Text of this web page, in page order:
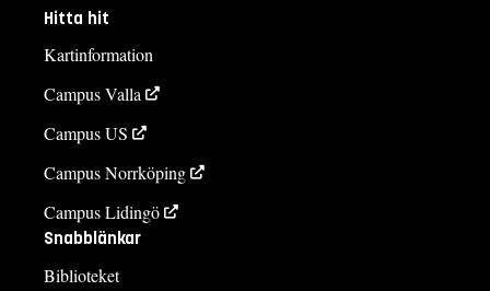
Hitta hit
Kartinformation
Campus Valla
Campus US
Campus Norrköping
Campus Lidingö
Snabblänkar
Biblioteket